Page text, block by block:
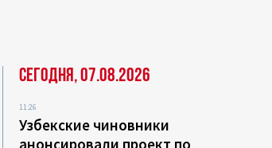
Сегодня, 07.08.2026
11:26
Узбекские чиновники
анонсировали проект по